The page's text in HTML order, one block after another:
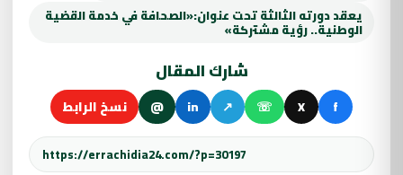
يعقد دورته الثالثة تحت عنوان:«الصحافة في خدمة القضية
الوطنية.. رؤية مشتركة»
شارك المقال
f
X
☏
↗
in
@ نسخ الرابط